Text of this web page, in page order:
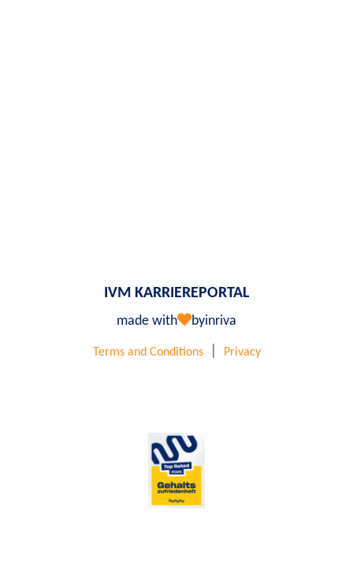
IVM KARRIEREPORTAL
made with byinriva
Terms and Conditions Privacy